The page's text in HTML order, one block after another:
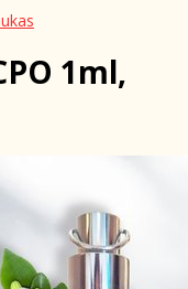
1ml,